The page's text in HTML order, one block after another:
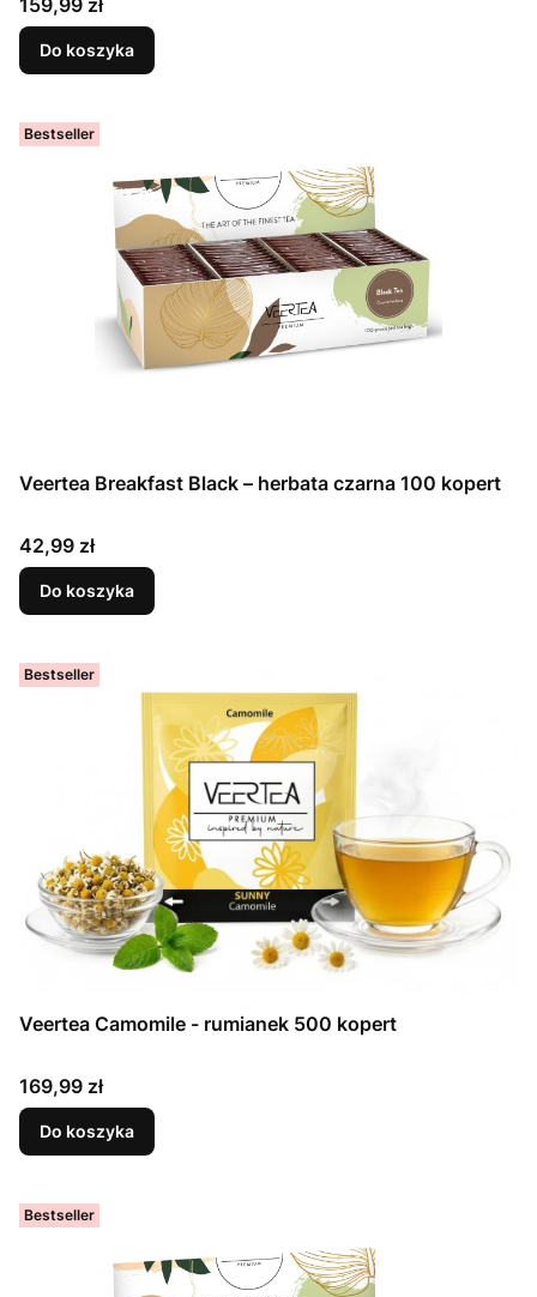
159,99 zł
Do koszyka
Bestseller
Veertea Breakfast Black – herbata czarna 100 kopert
Cena
42,99 zł
Do koszyka
Bestseller
Veertea Camomile - rumianek 500 kopert
Cena
169,99 zł
Do koszyka
Bestseller